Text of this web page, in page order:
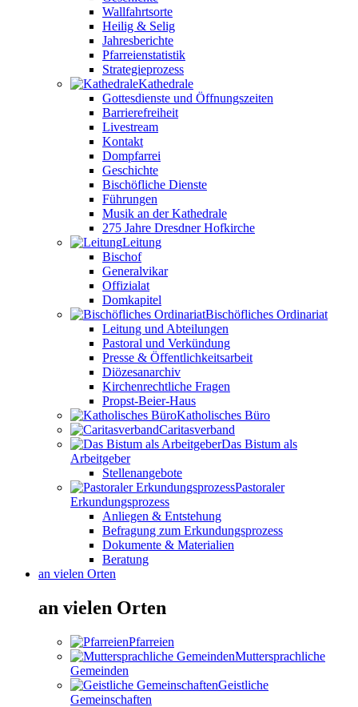
Wallfahrtsorte
Heilig & Selig
Jahresberichte
Pfarreienstatistik
Strategieprozess
Kathedrale
Gottesdienste und Öffnungszeiten
Barrierefreiheit
Livestream
Kontakt
Dompfarrei
Geschichte
Bischöfliche Dienste
Führungen
Musik an der Kathedrale
275 Jahre Dresdner Hofkirche
Leitung
Bischof
Generalvikar
Offizialat
Domkapitel
Bischöfliches Ordinariat
Leitung und Abteilungen
Pastoral und Verkündung
Presse & Öffentlichkeitsarbeit
Diözesanarchiv
Kirchenrechtliche Fragen
Propst-Beier-Haus
Katholisches Büro
Caritasverband
Das Bistum als
Arbeitgeber
Stellenangebote
Pastoraler
Erkundungsprozess
Anliegen & Entstehung
Befragung zum Erkundungsprozess
Dokumente & Materialien
Beratung
an vielen Orten
an vielen Orten
Pfarreien
Muttersprachliche
Gemeinden
Geistliche
Gemeinschaften